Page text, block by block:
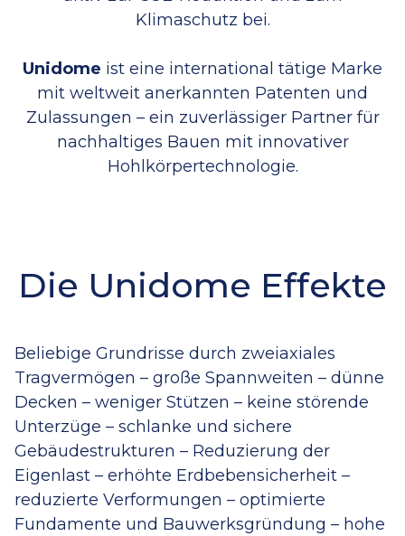
Klimaschutz bei.
Unidome ist eine international tätige Marke
mit weltweit anerkannten Patenten und
Zulassungen – ein zuverlässiger Partner für
nachhaltiges Bauen mit innovativer
Hohlkörpertechnologie.
Die Unidome Effekte
Beliebige Grundrisse durch zweiaxiales
Tragvermögen – große Spannweiten – dünne
Decken – weniger Stützen – keine störende
Unterzüge – schlanke und sichere
Gebäudestrukturen – Reduzierung der
Eigenlast – erhöhte Erdbebensicherheit –
reduzierte Verformungen – optimierte
Fundamente und Bauwerksgründung – hohe